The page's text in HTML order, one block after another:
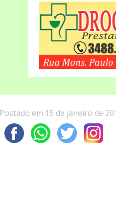
Postado em 15 de janeiro de